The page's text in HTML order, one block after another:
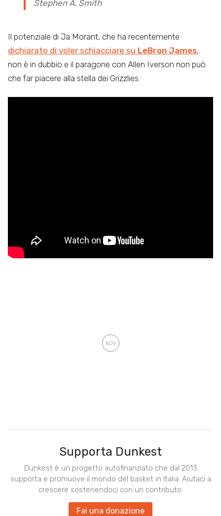
Stephen A. Smith
Il potenziale di Ja Morant, che ha recentemente
dichiarato di voler schiacciare su LeBron James,
non è in dubbio e il paragone con Allen Iverson non può
che far piacere alla stella dei Grizzlies.
Supporta Dunkest
Dunkest è un progetto autofinanziato che dal 2013
supporta e promuove il mondo del basket in Italia. Aiutaci a
crescere sostenendoci con un contributo.
Fai una donazione